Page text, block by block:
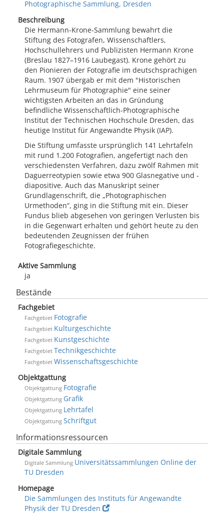
Photographische Sammlung, Dresden
Beschreibung
Die Hermann-Krone-Sammlung bewahrt die
Stiftung des Fotografen, Wissenschaftlers,
Hochschullehrers und Publizisten Hermann Krone
(Breslau 1827–1916 Laubegast). Krone gehört zu
den Pionieren der Fotografie im deutschsprachigen
Raum. 1907 übergab er mit dem "Historischen
Lehrmuseum für Photographie" eine seiner
wichtigsten Arbeiten an das in Gründung
befindliche Wissenschaftlich-Photographische
Institut der Technischen Hochschule Dresden, das
heutige Institut für Angewandte Physik (IAP).
Die Stiftung umfasste ursprünglich 141 Lehrtafeln
mit rund 1.200 Fotografien, angefertigt nach den
verschiedensten Verfahren, dazu zwölf Rahmen mit
Daguerreotypien sowie etwa 900 Glasnegative und -
diapositive. Auch das Manuskript seiner
Grundlagenschrift, die „Photographischen
Urmethoden“, ging in die Stiftung mit ein. Dieser
Fundus blieb abgesehen von geringen Verlusten bis
in die Gegenwart erhalten und gehört heute zu den
bedeutenden Zeugnissen der frühen
Fotografiegeschichte.
Aktive Sammlung
ja
Bestände
Fachgebiet
Fachgebiet Fotografie
Fachgebiet Kulturgeschichte
Fachgebiet Kunstgeschichte
Fachgebiet Technikgeschichte
Fachgebiet Wissenschaftsgeschichte
Objektgattung
Objektgattung Fotografie
Objektgattung Grafik
Objektgattung Lehrtafel
Objektgattung Schriftgut
Informationsressourcen
Digitale Sammlung
Digitale Sammlung Universitätssammlungen Online der
TU Dresden
Homepage
Die Sammlungen des Instituts für Angewandte
Physik der TU Dresden